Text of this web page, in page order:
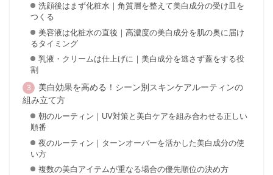
洗顔後はまず化粧水｜角質層を整えて美白成分の受け皿を
つくる
美容液は化粧水の直後｜高濃度の美白成分を肌の奥に届け
るタイミング
乳液・クリームは仕上げに｜美白成分を逃さず蓋をする役
割
美白効果を高める！シーン別スキンケアルーティンの
組み立て方
朝のルーティン｜UV対策と美白ケアを組み合わせる正しい
順番
夜のルーティン｜ターンオーバーを活かした美白成分の使
い方
複数の美白アイテムが重なる場合の優先順位の決め方